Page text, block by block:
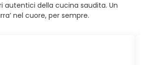
autentici della cucina saudita. Un
nel cuore, per sempre.